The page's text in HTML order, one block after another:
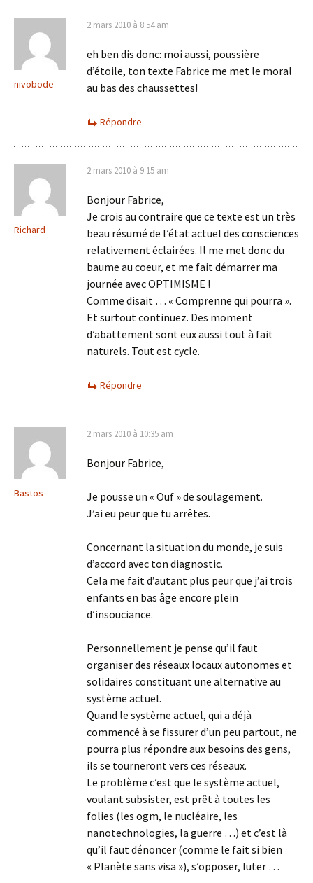
nivobode
2 mars 2010 à 8:54 am
eh ben dis donc: moi aussi, poussière
d’étoile, ton texte Fabrice me met le moral
au bas des chaussettes!
Répondre
Richard
2 mars 2010 à 9:15 am
Bonjour Fabrice,
Je crois au contraire que ce texte est un très
beau résumé de l’état actuel des consciences
relativement éclairées. Il me met donc du
baume au coeur, et me fait démarrer ma
journée avec OPTIMISME !
Comme disait … « Comprenne qui pourra ».
Et surtout continuez. Des moment
d’abattement sont eux aussi tout à fait
naturels. Tout est cycle.
Répondre
Bastos
2 mars 2010 à 10:35 am
Bonjour Fabrice,
Je pousse un « Ouf » de soulagement.
J’ai eu peur que tu arrêtes.
Concernant la situation du monde, je suis
d’accord avec ton diagnostic.
Cela me fait d’autant plus peur que j’ai trois
enfants en bas âge encore plein
d’insouciance.
Personnellement je pense qu’il faut
organiser des réseaux locaux autonomes et
solidaires constituant une alternative au
système actuel.
Quand le système actuel, qui a déjà
commencé à se fissurer d’un peu partout, ne
pourra plus répondre aux besoins des gens,
ils se tourneront vers ces réseaux.
Le problème c’est que le système actuel,
voulant subsister, est prêt à toutes les
folies (les ogm, le nucléaire, les
nanotechnologies, la guerre …) et c’est là
qu’il faut dénoncer (comme le fait si bien
« Planète sans visa »), s’opposer, luter …